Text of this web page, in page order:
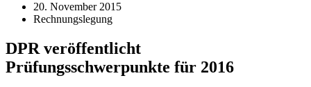
20. November 2015
Rechnungslegung
DPR veröffentlicht
Prüfungsschwerpunkte für 2016